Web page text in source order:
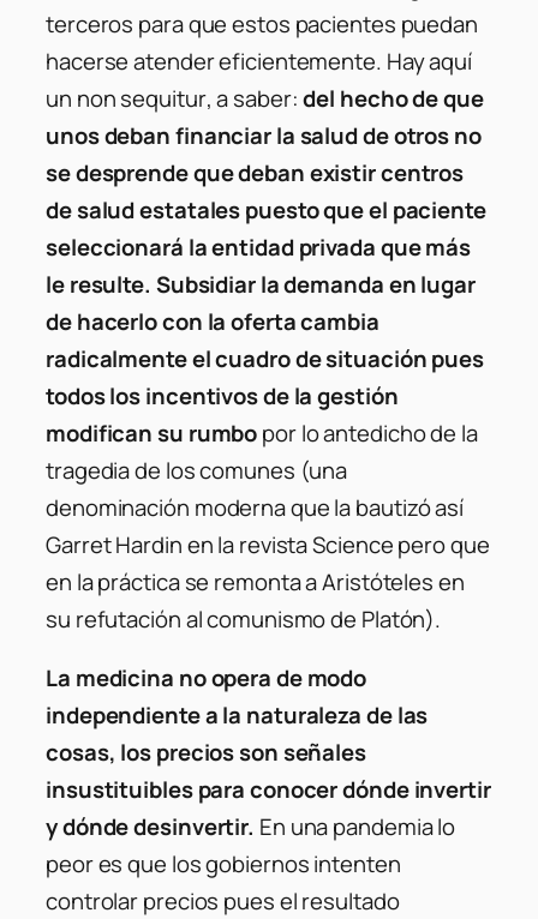
terceros para que estos pacientes puedan
hacerse atender eficientemente. Hay aquí
un non sequitur, a saber:del hecho de que
unos deban financiar la salud de otros no
se desprende que deban existir centros
de salud estatales puesto que el paciente
seleccionará la entidad privada que más
le resulte. Subsidiar la demanda en lugar
de hacerlo con la oferta cambia
radicalmente el cuadro de situación pues
todos los incentivos de la gestión
modifican su rumbopor lo antedicho de la
tragedia de los comunes (una
denominación moderna que la bautizó así
Garret Hardin en la revistaSciencepero que
en la práctica se remonta a Aristóteles en
su refutación al comunismo de Platón).
La medicina no opera de modo
independiente a la naturaleza de las
cosas, los precios son señales
insustituibles para conocer dónde invertir
y dónde desinvertir. En una pandemia lo
peor es que los gobiernos intenten
controlar precios pues el resultado